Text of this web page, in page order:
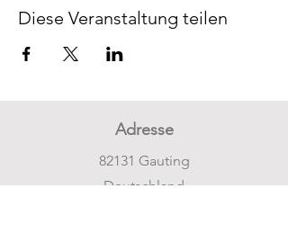
Diese Veranstaltung teilen
Adresse
82131 Gauting
Deutschland